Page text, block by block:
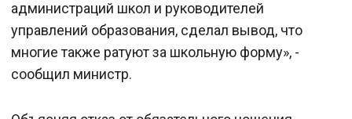
администраций школ и руководителей
управлений образования, сделал вывод, что
многие также ратуют за школьную форму», -
сообщил министр.